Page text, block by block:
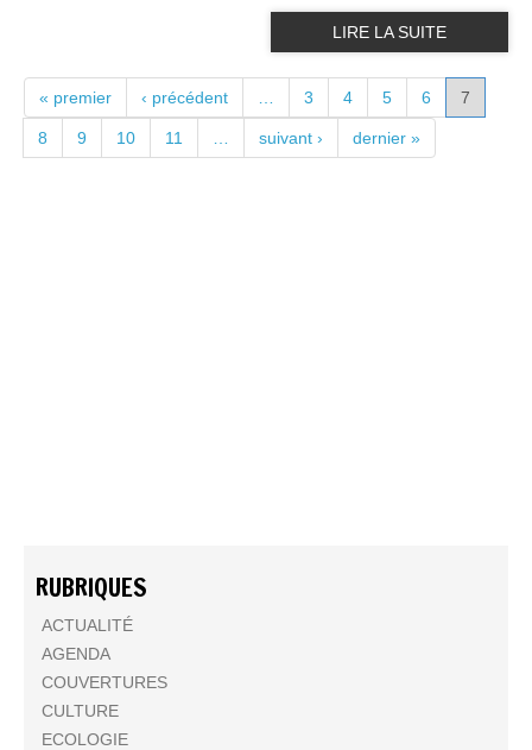
LIRE LA SUITE
PAGES
« premier ‹ précédent 3 4 5 6 7
8 9 10 11 suivant › dernier »
RUBRIQUES
ACTUALITÉ
AGENDA
COUVERTURES
CULTURE
ECOLOGIE